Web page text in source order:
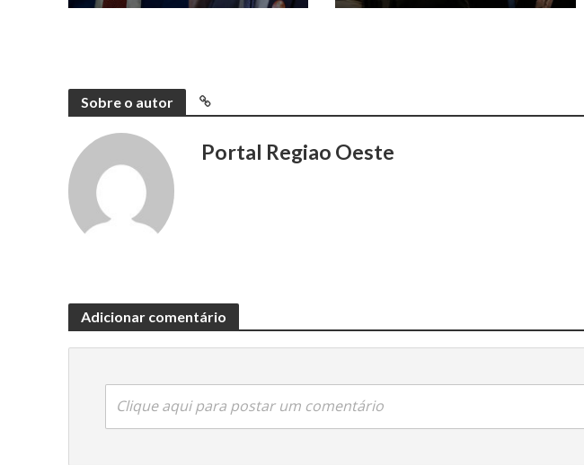
Sobre o autor
Portal Regiao Oeste
Adicionar comentário
Clique aqui para postar um comentário